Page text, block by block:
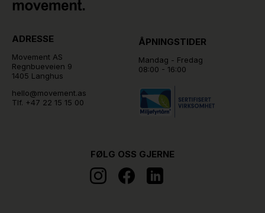
ADRESSE
Movement AS
Regnbueveien 9
1405 Langhus
hello@movement.as
Tlf. +47 22 15 15 00
ÅPNINGSTIDER
Mandag - Fredag
08:00 - 16:00
FØLG OSS GJERNE